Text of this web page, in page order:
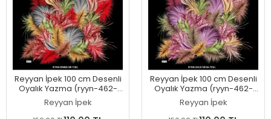
Reyyan İpek 100 cm Desenli
Oyalık Yazma (ryyn-462-
23)
Reyyan İpek
Reyyan İpek 100 cm Desenli
Oyalık Yazma (ryyn-462-
22)
Reyyan İpek